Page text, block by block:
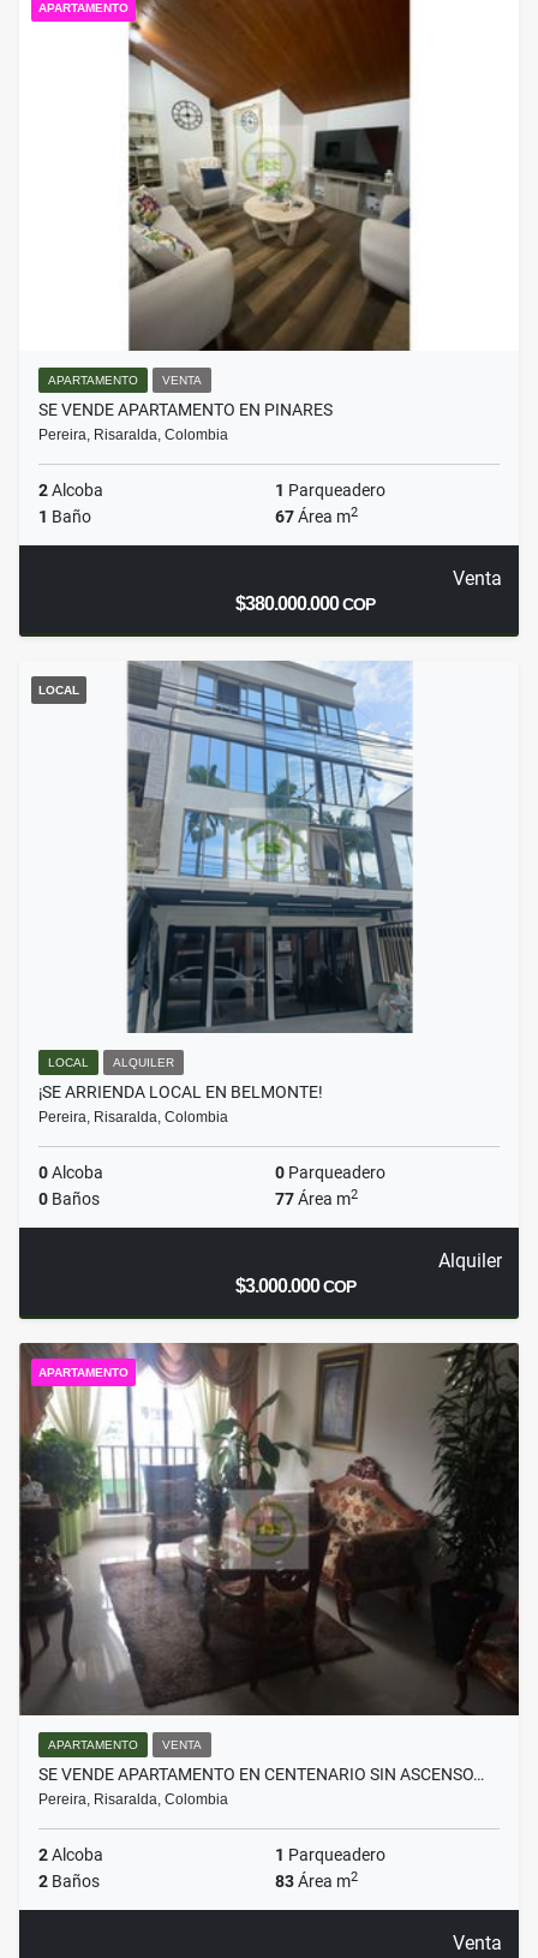
APARTAMENTO
APARTAMENTO VENTA
SE VENDE APARTAMENTO EN PINARES
Pereira, Risaralda, Colombia
2Alcoba 1 Parqueadero
1 Baño 67Área m2
Venta
$380.000.000COP
LOCAL
LOCAL ALQUILER
¡SE ARRIENDA LOCAL EN BELMONTE!
Pereira, Risaralda, Colombia
0Alcoba 0 Parqueadero
0 Baños 77Área m2
Alquiler
$3.000.000COP
APARTAMENTO
APARTAMENTO VENTA
SE VENDE APARTAMENTO EN CENTENARIO SIN ASCENSO…
Pereira, Risaralda, Colombia
2Alcoba 1 Parqueadero
2 Baños 83Área m2
Venta